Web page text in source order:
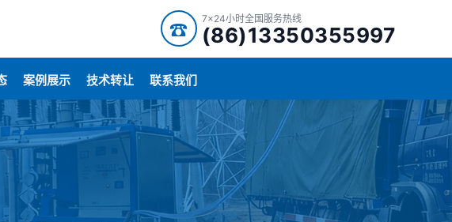
☎
7x24小时全国服务热线
(86)13350355997
案例展示 技术转让 联系我们